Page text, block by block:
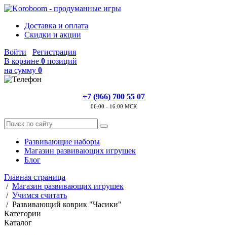
Доставка и оплата
Скидки и акции
Войти
Регистрация
В корзине 0 позиций
на сумму 0
+7 (966) 700 55 07
06:00 - 16:00 МСК
Развивающие наборы
Магазин развивающих игрушек
Блог
Главная страница
/ Магазин развивающих игрушек
/ Учимся считать
/ Развивающий коврик "Часики"
Категории
Каталог